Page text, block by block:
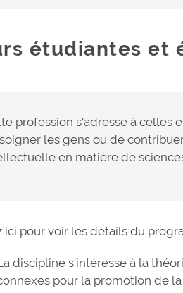
étudiantes et
profession s'adresse à celles
les gens ou de
en matière de
ici pour voir les détails du
discipline s'intéresse à la
pour la promotion de la